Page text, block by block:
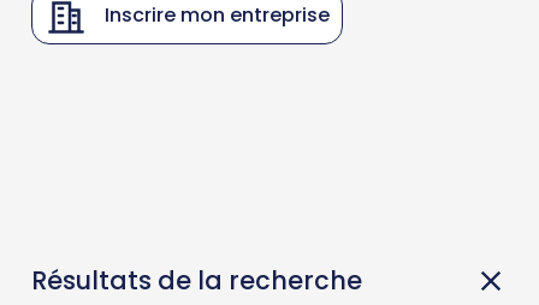
Inscrire mon entreprise
Résultats de la recherche